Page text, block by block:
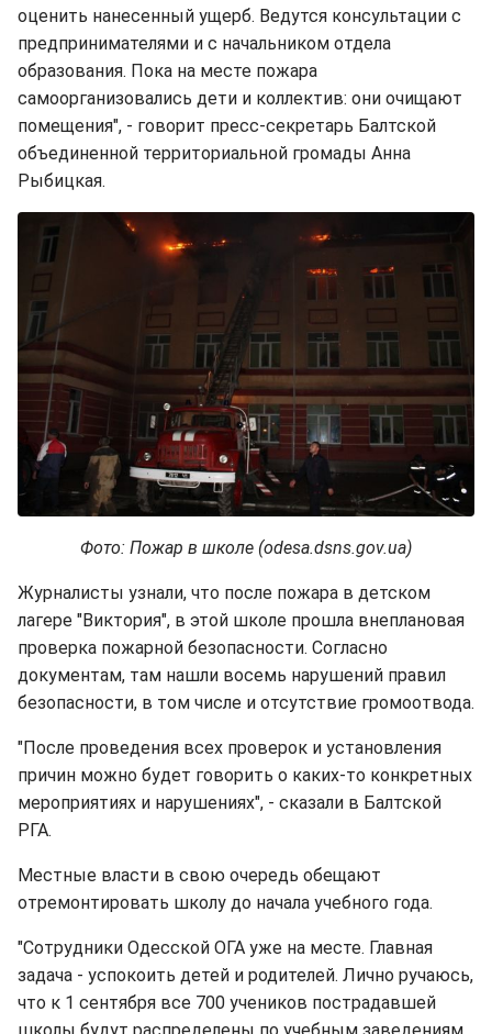
оценить нанесенный ущерб. Ведутся консультации с
предпринимателями и с начальником отдела
образования. Пока на месте пожара
самоорганизовались дети и коллектив: они очищают
помещения", - говорит пресс-секретарь Балтской
объединенной территориальной громады Анна
Рыбицкая.
Фото: Пожар в школе (odesa.dsns.gov.ua)
Журналисты узнали, что после пожара в детском
лагере "Виктория", в этой школе прошла внеплановая
проверка пожарной безопасности. Согласно
документам, там нашли восемь нарушений правил
безопасности, в том числе и отсутствие громоотвода.
"После проведения всех проверок и установления
причин можно будет говорить о каких-то конкретных
мероприятиях и нарушениях", - сказали в Балтской
РГА.
Местные власти в свою очередь обещают
отремонтировать школу до начала учебного года.
"Сотрудники Одесской ОГА уже на месте. Главная
задача - успокоить детей и родителей. Лично ручаюсь,
что к 1 сентября все 700 учеников пострадавшей